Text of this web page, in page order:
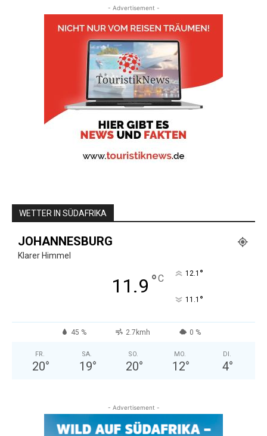
- Advertisement -
WETTER IN SÜDAFRIKA
JOHANNESBURG
Klarer Himmel
11.9 °C 12.1 °
11.1 °
45 % 2.7kmh 0 %
FR.
20°
SA.
19°
SO.
20°
MO.
12°
DI.
4°
- Advertisement -